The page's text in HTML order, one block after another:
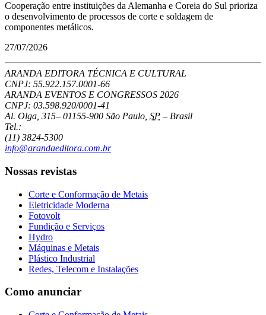
Cooperação entre instituições da Alemanha e Coreia do Sul prioriza
o desenvolvimento de processos de corte e soldagem de
componentes metálicos.
27/07/2026
ARANDA EDITORA TÉCNICA E CULTURAL
CNPJ: 55.922.157.0001-66
ARANDA EVENTOS E CONGRESSOS 2026
CNPJ: 03.598.920/0001-41
Al. Olga, 315– 01155-900 São Paulo SP – Brasil
Tel.:
(11) 3824-5300
info@arandaeditora.com.br
Nossas revistas
Corte e Conformação de Metais
Eletricidade Moderna
Fotovolt
Fundição e Serviços
Hydro
Máquinas e Metais
Plástico Industrial
Redes, Telecom e Instalações
Como anunciar